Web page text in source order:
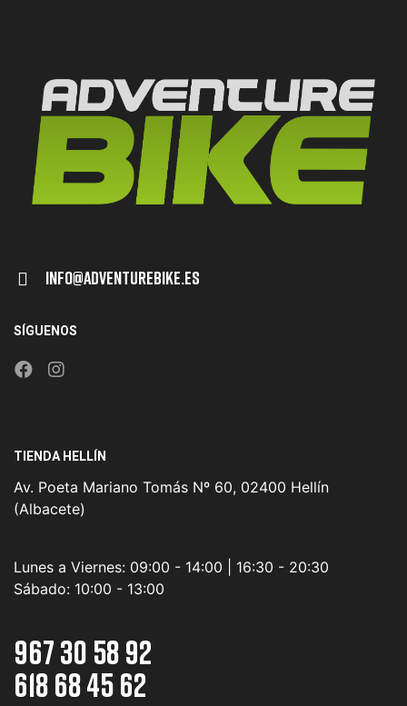
Info@adventurebike.es
SÍGUENOS
TIENDA HELLÍN
Av. Poeta Mariano Tomás Nº 60, 02400 Hellín
(Albacete)
Lunes a Viernes: 09:00 - 14:00 | 16:30 - 20:30
Sábado: 10:00 - 13:00
967 30 58 92
618 68 45 62